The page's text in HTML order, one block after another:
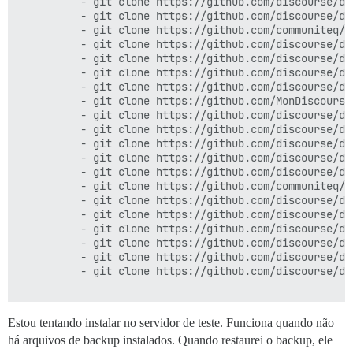
- git clone https://github.com/discourse/
- git clone https://github.com/communiteq/
- git clone https://github.com/discourse/
- git clone https://github.com/discourse/
- git clone https://github.com/discourse/
- git clone https://github.com/discourse/
- git clone https://github.com/
- git clone https://github.com/discourse/
- git clone https://github.com/discourse/
- git clone https://github.com/discourse/
- git clone https://github.com/discourse/
- git clone https://github.com/discourse/
- git clone https://github.com/communiteq/
- git clone https://github.com/discourse/
- git clone https://github.com/discourse/
- git clone https://github.com/discourse/
- git clone https://github.com/discourse/
- git clone https://github.com/discourse/
- git clone https://github.com/discourse/
Estou tentando instalar no servidor de teste. Funciona quando não
há arquivos de backup instalados. Quando restaurei o backup, ele